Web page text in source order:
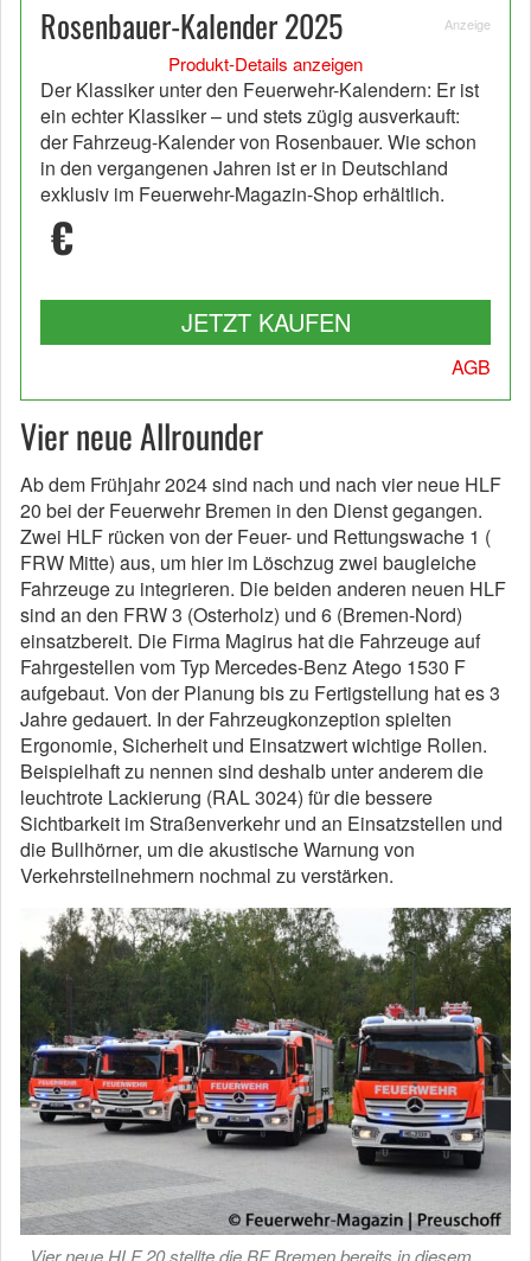
Rosenbauer-Kalender 2025 Anzeige
Produkt-Details anzeigen
Der Klassiker unter den Feuerwehr-Kalendern: Er ist
ein echter Klassiker – und stets zügig ausverkauft:
der Fahrzeug-Kalender von Rosenbauer. Wie schon
in den vergangenen Jahren ist er in Deutschland
exklusiv im Feuerwehr-Magazin-Shop erhältlich.
€
JETZT KAUFEN
AGB
Vier neue Allrounder
Ab dem Frühjahr 2024 sind nach und nach vier neue HLF
20 bei der Feuerwehr Bremen in den Dienst gegangen.
Zwei HLF rücken von der Feuer- und Rettungswache 1 (
FRW Mitte) aus, um hier im Löschzug zwei baugleiche
Fahrzeuge zu integrieren. Die beiden anderen neuen HLF
sind an den FRW 3 (Osterholz) und 6 (Bremen-Nord)
einsatzbereit. Die Firma Magirus hat die Fahrzeuge auf
Fahrgestellen vom Typ Mercedes-Benz Atego 1530 F
aufgebaut. Von der Planung bis zu Fertigstellung hat es 3
Jahre gedauert. In der Fahrzeugkonzeption spielten
Ergonomie, Sicherheit und Einsatzwert wichtige Rollen.
Beispielhaft zu nennen sind deshalb unter anderem die
leuchtrote Lackierung (RAL 3024) für die bessere
Sichtbarkeit im Straßenverkehr und an Einsatzstellen und
die Bullhörner, um die akustische Warnung von
Verkehrsteilnehmern nochmal zu verstärken.
Vier neue HLF 20 stellte die BF Bremen bereits in diesem